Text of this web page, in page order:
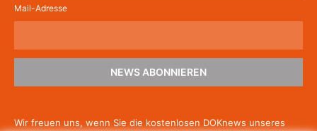
Mail-Adresse
NEWS ABONNIEREN
Wir freuen uns, wenn Sie die kostenlosen DOKnews unseres